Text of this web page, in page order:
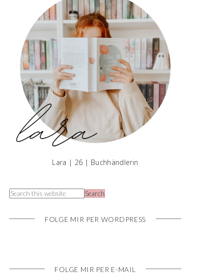
Lara | 26 | Buchhändlerin
FOLGE MIR PER WORDPRESS
FOLGE MIR PER E-MAIL